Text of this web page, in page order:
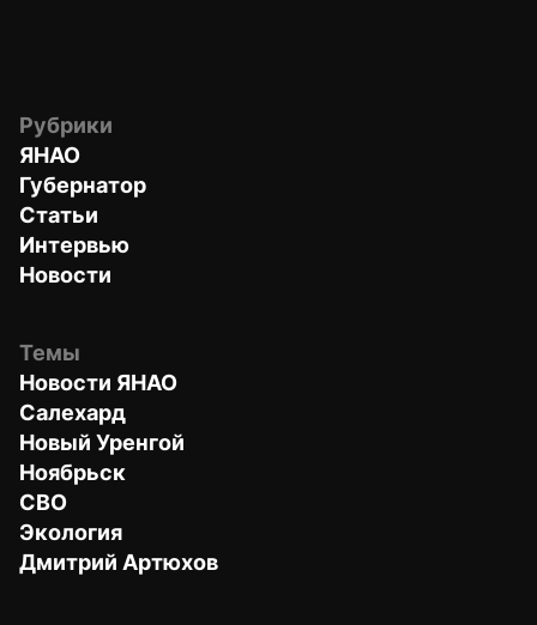
Рубрики
ЯНАО
Губернатор
Статьи
Интервью
Новости
Темы
Новости ЯНАО
Салехард
Новый Уренгой
Ноябрьск
СВО
Экология
Дмитрий Артюхов